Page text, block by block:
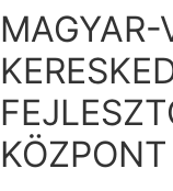
Ugrás
a
tartalomhoz
KÖZPONT